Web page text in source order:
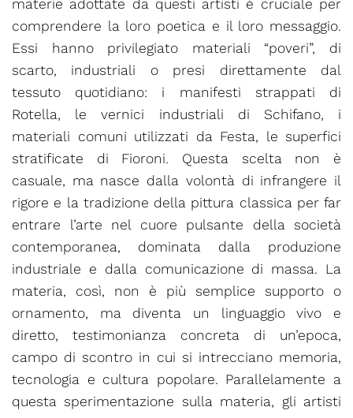
materie adottate da questi artisti è cruciale per
comprendere la loro poetica e il loro messaggio.
Essi hanno privilegiato materiali “poveri”, di
scarto, industriali o presi direttamente dal
tessuto quotidiano: i manifesti strappati di
Rotella, le vernici industriali di Schifano, i
materiali comuni utilizzati da Festa, le superfici
stratificate di Fioroni. Questa scelta non è
casuale, ma nasce dalla volontà di infrangere il
rigore e la tradizione della pittura classica per far
entrare l’arte nel cuore pulsante della società
contemporanea, dominata dalla produzione
industriale e dalla comunicazione di massa. La
materia, così, non è più semplice supporto o
ornamento, ma diventa un linguaggio vivo e
diretto, testimonianza concreta di un’epoca,
campo di scontro in cui si intrecciano memoria,
tecnologia e cultura popolare. Parallelamente a
questa sperimentazione sulla materia, gli artisti